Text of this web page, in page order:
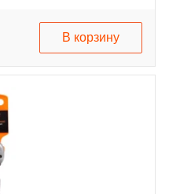
В корзину